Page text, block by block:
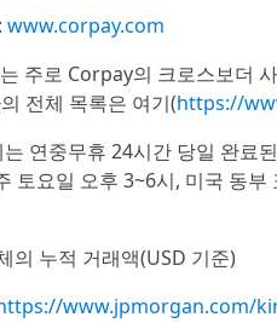
www.corpay.com
주로 Corpay의 크로스보더
전체 목록은 여기(https://
연중무휴 24시간 당일 완료
토요일 오후 3~6시, 미국 동
의 누적 거래액(USD 기준)
www.jpmorgan.com/